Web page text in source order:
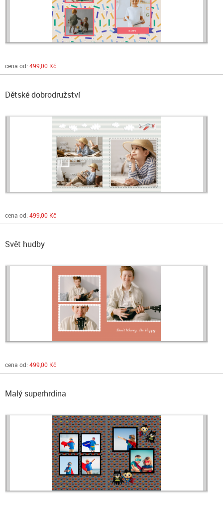
cena od: 499,00 Kč
Dětské dobrodružství
cena od: 499,00 Kč
Svět hudby
cena od: 499,00 Kč
Malý superhrdina